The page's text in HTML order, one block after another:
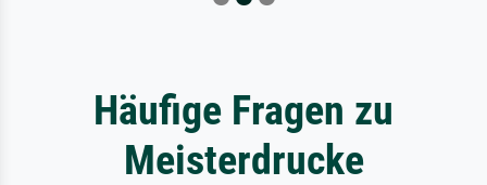
Häufige Fragen zu
Meisterdrucke